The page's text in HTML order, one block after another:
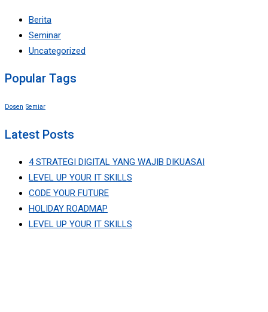
Berita
Seminar
Uncategorized
Popular Tags
Dosen Semiar
Latest Posts
4 STRATEGI DIGITAL YANG WAJIB DIKUASAI
LEVEL UP YOUR IT SKILLS
CODE YOUR FUTURE
HOLIDAY ROADMAP
LEVEL UP YOUR IT SKILLS